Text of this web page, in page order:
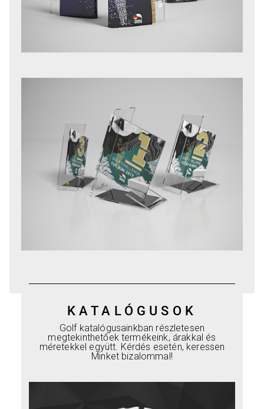
KATALÓGUSOK
Golf katalógusainkban részletesen
megtekinthetőek termékeink, árakkal és
méretekkel együtt. Kérdés esetén, keressen
Minket bizalommal!